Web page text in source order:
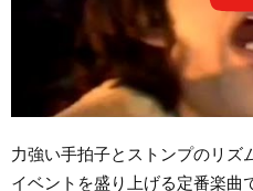
力強い手拍子とストンプのリズ
イベントを盛り上げる定番楽曲